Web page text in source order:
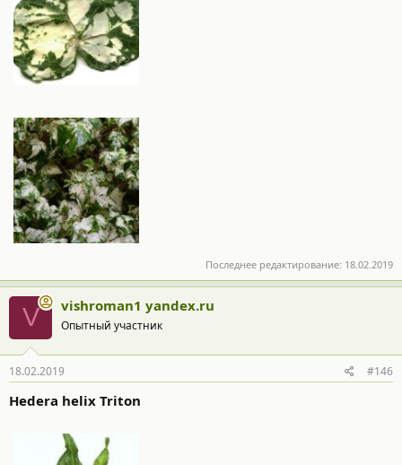
Последнее редактирование: 18.02.2019
V vishroman1 yandex.ru
Опытный участник
18.02.2019 #146
Hedera helix Triton